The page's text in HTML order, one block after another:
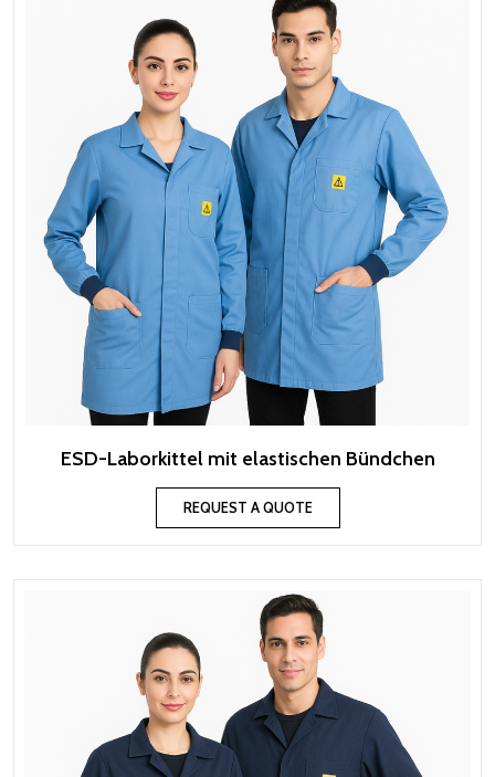
ESD-Laborkittel mit elastischen Bündchen
REQUEST A QUOTE